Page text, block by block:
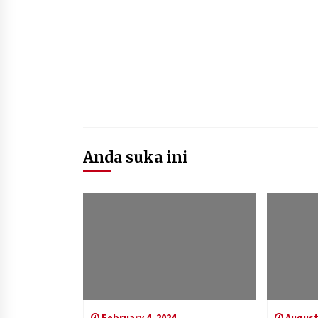
Anda suka ini